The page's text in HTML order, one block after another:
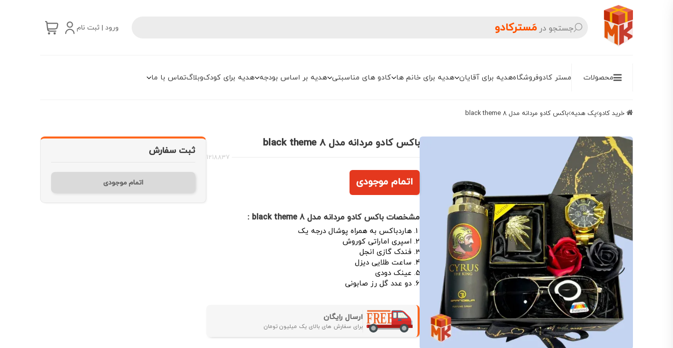
جستجو درمَسترکادو ورود | ثبت نام
محصولات مستر کادوفروشگاههدیه برای آقایان هدیه برای خانم ها کادو های مناسبتی هدیه بر اساس بودجه هدیه برای کودکوبلاگتماس با ما
پک هدیه باکس کادو مردانه مدل black theme 8
باکس کادو مردانه مدل black theme 8
1218837
اتمام موجودی
مشخصات باکس کادو مردانه مدل black theme 8 :
هاردباکس به همراه پوشال درجه یک
اسپری اماراتی کوروش
فندک گازی انجل
ساعت طلایی دیزل
عینک دودی
دو عدد گل رز صابونی
ارسال رایگان
برای سفارش های بالای یک میلیون تومان
ثبت سفارش
اتمام موجودی